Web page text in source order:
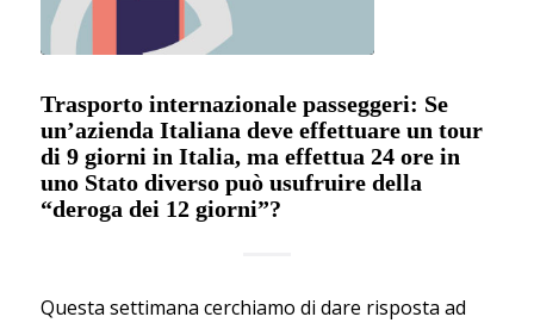
Trasporto internazionale passeggeri: Se
un’azienda Italiana deve effettuare un tour
di 9 giorni in Italia, ma effettua 24 ore in
uno Stato diverso può usufruire della
“deroga dei 12 giorni”?
Questa settimana cerchiamo di dare risposta ad